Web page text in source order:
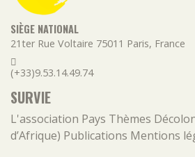
SIÈGE NATIONAL
21ter Rue Voltaire 75011 Paris, France
(+33)9.53.14.49.74
SURVIE
L'association Pays Thèmes
d’Afrique) Publications Mentions